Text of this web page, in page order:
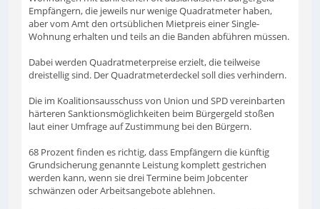
Empfängern, die jeweils nur wenige Quadratmeter haben,
aber vom Amt den ortsüblichen Mietpreis einer Single-
Wohnung erhalten und teils an die Banden abführen müssen.
Dabei werden Quadratmeterpreise erzielt, die teilweise
dreistellig sind. Der Quadratmeterdeckel soll dies verhindern.
Die im Koalitionsausschuss von Union und SPD vereinbarten
härteren Sanktionsmöglichkeiten beim Bürgergeld stoßen
laut einer Umfrage auf Zustimmung bei den Bürgern.
68 Prozent finden es richtig, dass Empfängern die künftig
Grundsicherung genannte Leistung komplett gestrichen
werden kann, wenn sie drei Termine beim Jobcenter
schwänzen oder Arbeitsangebote ablehnen.